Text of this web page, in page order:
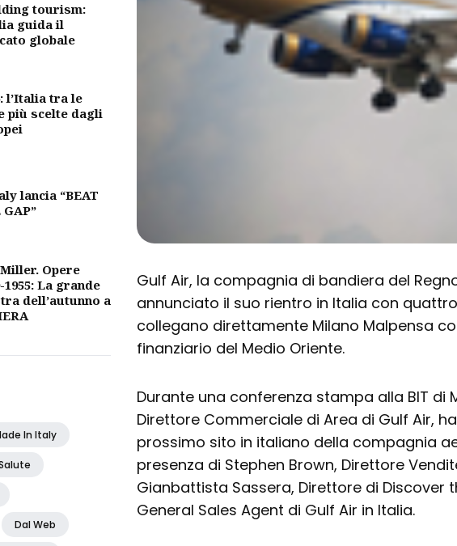
tourism:
guida il
globale
l’Italia tra le
più scelte dagli
lancia “BEAT
Opere
1955: La grande
dell’autunno a
In Italy
Dal Web
Gulf Air, la compagnia di bandiera del
annunciato il suo rientro in Italia con
collegano direttamente Milano Malpensa
finanziario del Medio Oriente.
Durante una conferenza stampa alla BIT di
Direttore Commerciale di Area di Gulf Air,
prossimo sito in italiano della compagnia
presenza di Stephen Brown, Direttore
Gianbattista Sassera, Direttore di Discover
General Sales Agent di Gulf Air in Italia.